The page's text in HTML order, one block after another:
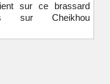
sur ce brassard
sur Cheikhou